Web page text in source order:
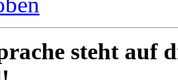
steht auf